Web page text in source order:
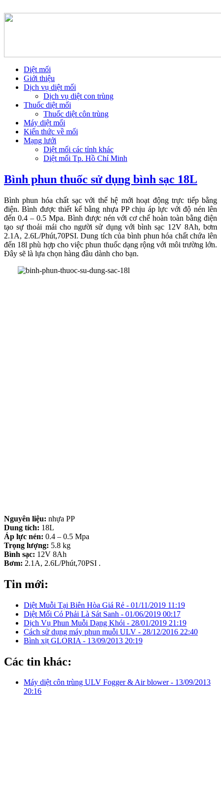
Diệt mối
Giới thiệu
Dịch vụ diệt mối
Dịch vụ diệt con trùng
Thuốc diệt mối
Thuốc diệt côn trùng
Máy diệt mối
Kiến thức về mối
Mạng lưới
Diệt mối các tỉnh khác
Diệt mối Tp. Hồ Chí Minh
Bình phun thuốc sử dụng bình sạc 18L
Bình phun hóa chất sạc với thế hệ mới hoạt động trực tiếp bằng
điện. Bình được thiết kế bằng nhựa PP chịu áp lực với độ nén lên
đến 0.4 – 0.5 Mpa. Bình được nén với cơ chế hoàn toàn bằng điện
tạo sự thoải mái cho người sử dụng với bình sạc 12V 8Ah, bơm
2.1A, 2.6L/Phút,70PSI. Dung tích của bình phun hóa chất chứa lên
đến 18l phù hợp cho việc phun thuốc dạng rộng với môi trường lớn.
Đây sẽ là lựa chọn hàng đầu dành cho bạn.
Nguyên liệu: nhựa PP
Dung tích: 18L
Áp lực nén: 0.4 – 0.5 Mpa
Trọng lượng: 5.8 kg
Bình sạc: 12V 8Ah
Bơm: 2.1A, 2.6L/Phút,70PSI .
Tin mới:
Diệt Muỗi Tại Biên Hòa Giá Rẻ - 01/11/2019 11:19
Diệt Mối Có Phải Là Sát Sanh - 01/06/2019 00:17
Dịch Vụ Phun Muỗi Dạng Khói - 28/01/2019 21:19
Cách sử dụng máy phun muỗi ULV - 28/12/2016 22:40
Bình xịt GLORIA - 13/09/2013 20:19
Các tin khác:
Máy diệt côn trùng ULV Fogger & Air blower - 13/09/2013
20:16